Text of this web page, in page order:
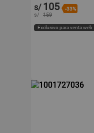
s/ 105 -33%
s/ 159
Exclusivo para venta web